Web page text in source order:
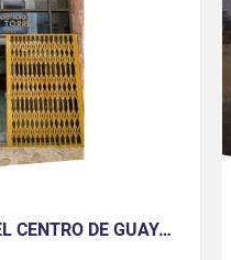
ALQUILO OFICINA EN EL CENTRO DE GUAYAQUIL